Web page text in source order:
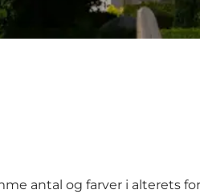
antal og farver i alterets